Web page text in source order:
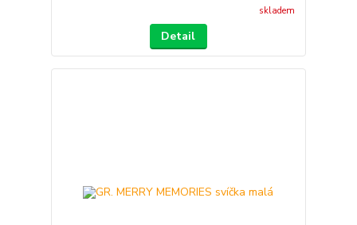
skladem
Detail